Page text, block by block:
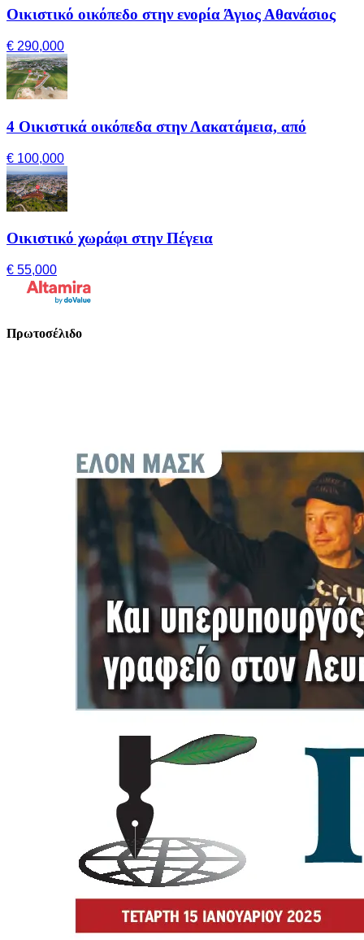
Οικιστικό οικόπεδο στην ενορία Άγιος Αθανάσιος
€ 290,000
4 Οικιστικά οικόπεδα στην Λακατάμεια, από
€ 100,000
Οικιστικό χωράφι στην Πέγεια
€ 55,000
Πρωτοσέλιδο